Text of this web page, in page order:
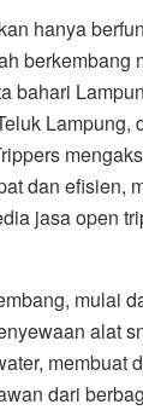
hanya
berkembang
bahari
Lampung,
dan efisien,
jasa open
mulai
alat
membuat
dari